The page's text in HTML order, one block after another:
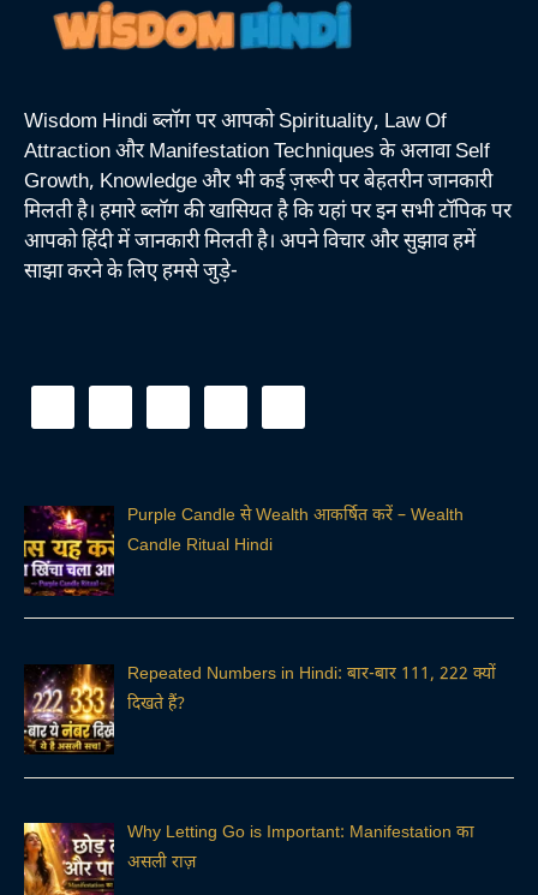
Wisdom Hindi ब्लॉग पर आपको Spirituality, Law Of
Attraction और Manifestation Techniques के अलावा Self
Growth, Knowledge और भी कई ज़रूरी पर बेहतरीन जानकारी
मिलती है। हमारे ब्लॉग की खासियत है कि यहां पर इन सभी टॉपिक पर
आपको हिंदी में जानकारी मिलती है। अपने विचार और सुझाव हमें
साझा करने के लिए हमसे जुड़े-
Purple Candle से Wealth आकर्षित करें – Wealth
Candle Ritual Hindi
Repeated Numbers in Hindi: बार-बार 111, 222 क्यों
दिखते हैं?
Why Letting Go is Important: Manifestation का
असली राज़